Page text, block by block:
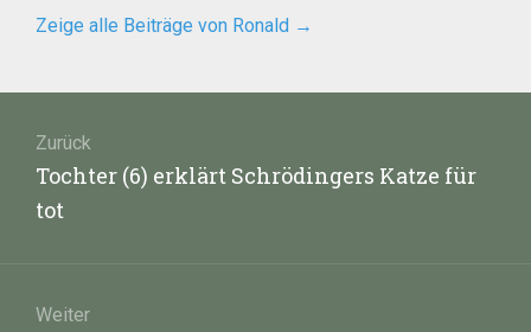
Zeige alle Beiträge von Ronald →
Zurück
Vorheriger
Beitrag:
Tochter (6) erklärt Schrödingers Katze für
tot
Weiter